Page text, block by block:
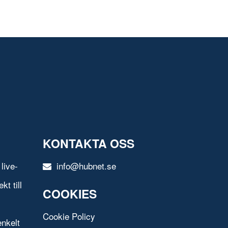
till
KONTAKTA OSS
info@hubnet.se
COOKIES
Cookie Policy